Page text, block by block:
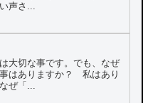
声さ...
大切な事です。でも、なぜ
はありますか？ 私はあり
ぜ「...